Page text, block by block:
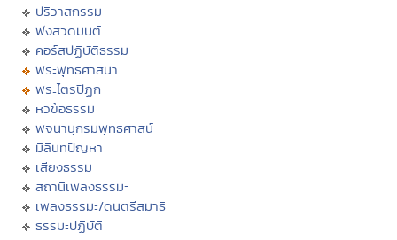
ปริวาสกรรม
ฟังสวดมนต์
คอร์สปฏิบัติธรรม
พระพุทธศาสนา
พระไตรปิฏก
หัวข้อธรรม
พจนานุกรมพุทธศาสน์
มิลินทปัญหา
เสียงธรรม
สถานีเพลงธรรมะ
เพลงธรรมะ/ดนตรีสมาธิ
ธรรมะปฏิบัติ